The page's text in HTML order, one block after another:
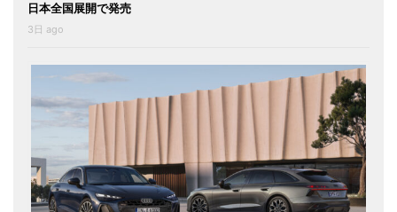
日本全国展開で発売
3日 ago